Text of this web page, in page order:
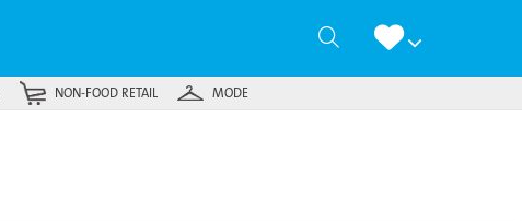
Zoeken
NON-FOOD RETAIL MODE